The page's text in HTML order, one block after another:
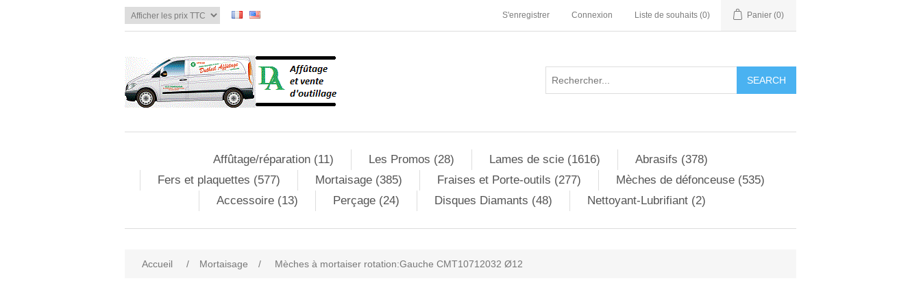
S'enregistrer Connexion Liste de souhaits (0) Panier (0)
Affûtage/réparation (11) Les Promos (28) Lames de scie (1616)
Abrasifs (378)
Fers et plaquettes (577)
Mortaisage (385) Fraises et Porte-outils (277)
Mèches de défonceuse (535)
Accessoire (13)
Perçage (24) Disques Diamants (48) Nettoyant-Lubrifiant (2)
Accueil / Mortaisage / Mèches à mortaiser rotation:Gauche CMT10712032 Ø12